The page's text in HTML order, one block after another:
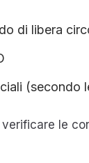
di libera
(secondo
le